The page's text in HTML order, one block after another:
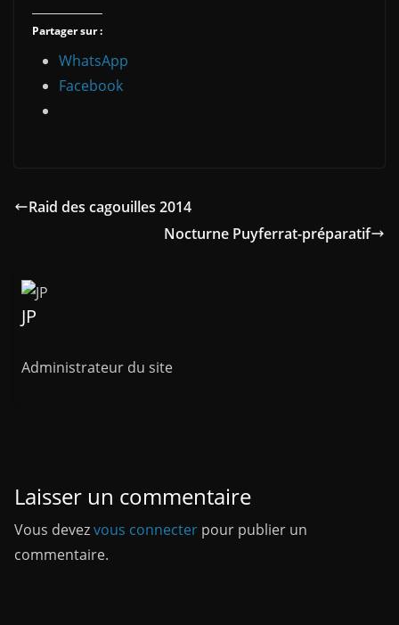
Partager sur :
WhatsApp
Facebook
Raid des cagouilles 2014
Nocturne Puyferrat-préparatif
JP
Administrateur du site
Laisser un commentaire
Vous devezvous connecter pour publier un
commentaire.